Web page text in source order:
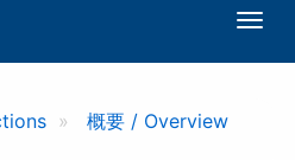
概要 / Overview